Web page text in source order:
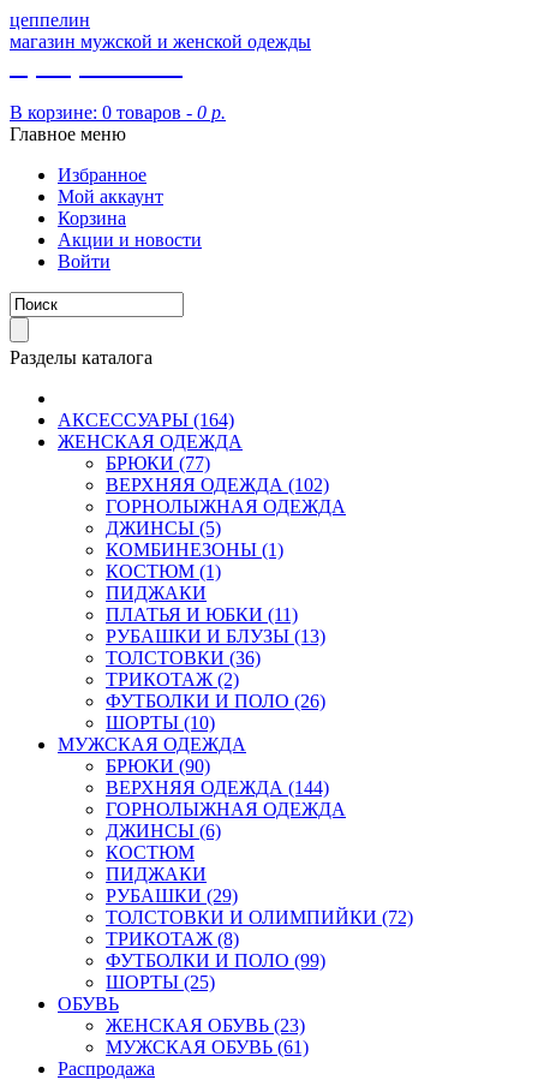
цеппелин
магазин мужской и женской одежды
В корзине: 0 товаров - 0 р.
Главное меню
Избранное
Мой аккаунт
Корзина
Акции и новости
Войти
Разделы каталога
АКСЕССУАРЫ (164)
ЖЕНСКАЯ ОДЕЖДА
БРЮКИ (77)
ВЕРХНЯЯ ОДЕЖДА (102)
ГОРНОЛЫЖНАЯ ОДЕЖДА
ДЖИНСЫ (5)
КОМБИНЕЗОНЫ (1)
КОСТЮМ (1)
ПИДЖАКИ
ПЛАТЬЯ И ЮБКИ (11)
РУБАШКИ И БЛУЗЫ (13)
ТОЛСТОВКИ (36)
ТРИКОТАЖ (2)
ФУТБОЛКИ И ПОЛО (26)
ШОРТЫ (10)
МУЖСКАЯ ОДЕЖДА
БРЮКИ (90)
ВЕРХНЯЯ ОДЕЖДА (144)
ГОРНОЛЫЖНАЯ ОДЕЖДА
ДЖИНСЫ (6)
КОСТЮМ
ПИДЖАКИ
РУБАШКИ (29)
ТОЛСТОВКИ И ОЛИМПИЙКИ (72)
ТРИКОТАЖ (8)
ФУТБОЛКИ И ПОЛО (99)
ШОРТЫ (25)
ОБУВЬ
ЖЕНСКАЯ ОБУВЬ (23)
МУЖСКАЯ ОБУВЬ (61)
Распродажа